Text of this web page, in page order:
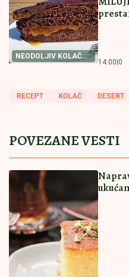
tenisera
Razvela se
Voditeljka
prekida